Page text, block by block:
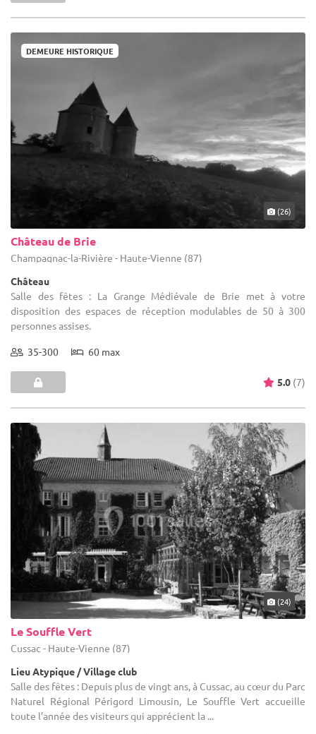
DEMEURE HISTORIQUE
(26)
Château de Brie
Champagnac-la-Rivière - Haute-Vienne (87)
Château
Salle des fêtes : La Grange Médiévale de Brie met à votre
disposition des espaces de réception modulables de 50 à 300
personnes assises.
35-300 60 max
5.0 (7)
(24)
Le Souffle Vert
Cussac - Haute-Vienne (87)
Lieu Atypique / Village club
Salle des fêtes : Depuis plus de vingt ans, à Cussac, au cœur du Parc
Naturel Régional Périgord Limousin, Le Souffle Vert accueille
toute l’année des visiteurs qui apprécient la ...